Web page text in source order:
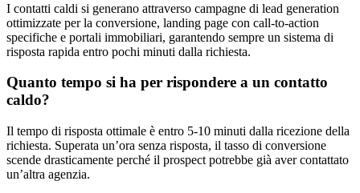
I contatti caldi si generano attraverso campagne di lead generation
ottimizzate per la conversione, landing page con call-to-action
specifiche e portali immobiliari, garantendo sempre un sistema di
risposta rapida entro pochi minuti dalla richiesta.
Quanto tempo si ha per rispondere a un contatto
caldo?
Il tempo di risposta ottimale è entro 5-10 minuti dalla ricezione della
richiesta. Superata un’ora senza risposta, il tasso di conversione
scende drasticamente perché il prospect potrebbe già aver contattato
un’altra agenzia.